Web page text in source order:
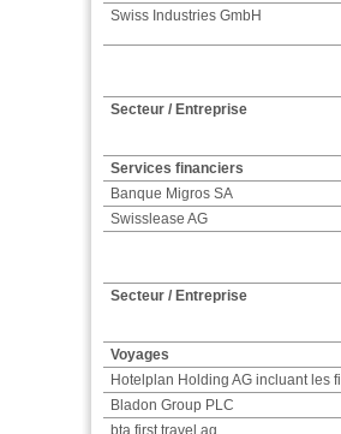
Swiss Industries GmbH
Secteur / Entreprise
Services financiers
Banque Migros SA
Swisslease AG
Secteur / Entreprise
Voyages
Hotelplan Holding AG incluant les
Bladon Group PLC
bta first travel ag